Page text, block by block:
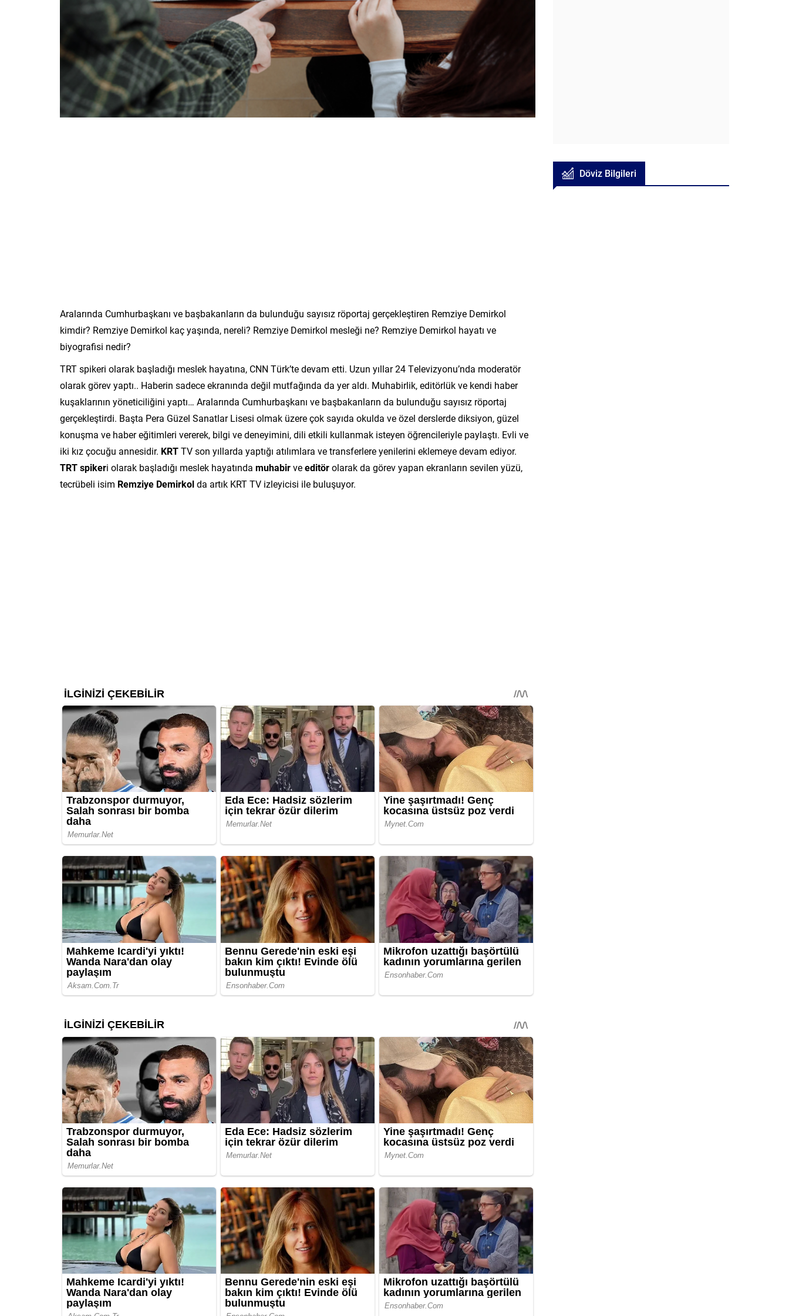
Aralarında Cumhurbaşkanı ve başbakanların da bulunduğu sayısız röportaj gerçekleştiren Remziye Demirkol
kimdir? Remziye Demirkol kaç yaşında, nereli? Remziye Demirkol mesleği ne? Remziye Demirkol hayatı ve
biyografisi nedir?
TRT spikeri olarak başladığı meslek hayatına, CNN Türk’te devam etti. Uzun yıllar 24 Televizyonu’nda moderatör
olarak görev yaptı.. Haberin sadece ekranında değil mutfağında da yer aldı. Muhabirlik, editörlük ve kendi haber
kuşaklarının yöneticiliğini yaptı… Aralarında Cumhurbaşkanı ve başbakanların da bulunduğu sayısız röportaj
gerçekleştirdi. Başta Pera Güzel Sanatlar Lisesi olmak üzere çok sayıda okulda ve özel derslerde diksiyon, güzel
konuşma ve haber eğitimleri vererek, bilgi ve deneyimini, dili etkili kullanmak isteyen öğrencileriyle paylaştı. Evli ve
iki kız çocuğu annesidir. KRTTV son yıllarda yaptığı atılımlara ve transferlere yenilerini eklemeye devam ediyor.
TRTspikeri olarak başladığı meslek hayatında muhabirveeditörolarak da görev yapan ekranların sevilen yüzü,
tecrübeli isim Remziye Demirkolda artık KRT TV izleyicisi ile buluşuyor.
Döviz Bilgileri